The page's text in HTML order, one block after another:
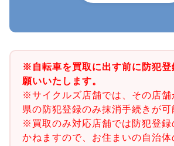
※自転車を買取に出す前に防犯登
願いいたします。
※サイクルズ店舗では、その店舗
県の防犯登録のみ抹消手続きが可
※買取のみ対応店舗では防犯登録
かねますので、お住まいの自治